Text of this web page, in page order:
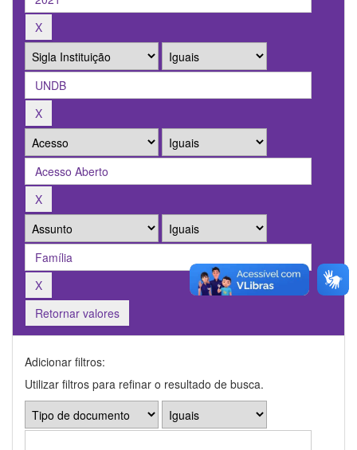
Retornar valores
Adicionar filtros:
Utilizar filtros para refinar o resultado de busca.